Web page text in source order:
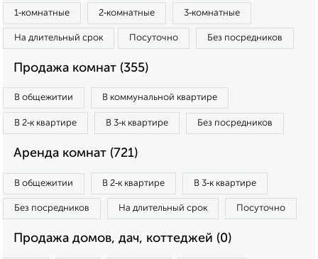
1‑комнатные 2‑комнатные 3‑комнатные
На длительный срок Посуточно Без посредников
Продажа комнат (355)
В общежитии В коммунальной квартире
В 2‑к квартире В 3‑к квартире Без посредников
Аренда комнат (721)
В общежитии В 2‑к квартире В 3‑к квартире
Без посредников На длительный срок Посуточно
Продажа домов, дач, коттеджей (0)